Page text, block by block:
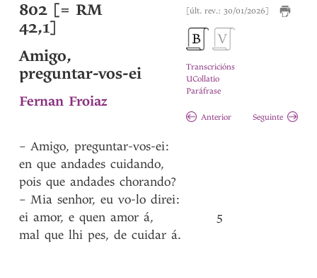
[últ. rev.: 30/01/2026]
Transcricións
UCollatio
Paráfrase
Anterior Seguinte
802 [= RM
42,1]
Amigo,
preguntar-vos-ei
Fernan Froiaz
– Amigo, preguntar-vos-ei:
en que andades cuidando,
pois que andades chorando?
– Mia senhor, eu vo-lo direi:
ei amor, e quen amor á,
mal que lhi pes, de cuidar á.
5